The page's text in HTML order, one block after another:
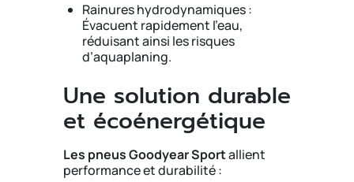
Rainures hydrodynamiques :
Évacuent rapidement l’eau,
réduisant ainsi les risques
d’aquaplaning.
Une solution durable
et écoénergétique
Les pneus Goodyear Sportallient
performance et durabilité :